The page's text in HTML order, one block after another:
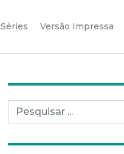
Séries Versão Impressa
Pesquisar por: